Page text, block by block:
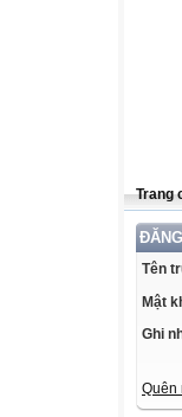
Trang
Tên
Mật
Ghi
Quên